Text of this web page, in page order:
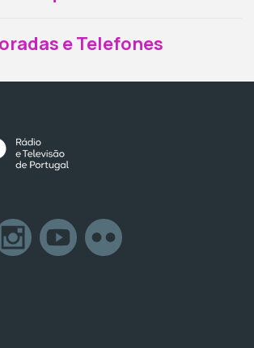
e Telefones